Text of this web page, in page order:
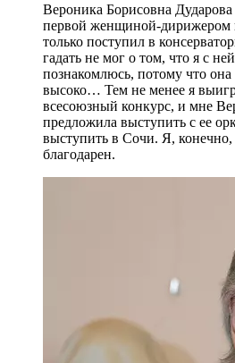
Вероника Борисовна
первой женщиной-дирижером
только поступил в
гадать не мог о том, что я с
познакомлюсь, потому что
высоко… Тем не менее я
всесоюзный конкурс, и мне
предложила выступить с ее
выступить в Сочи. Я,
благодарен.